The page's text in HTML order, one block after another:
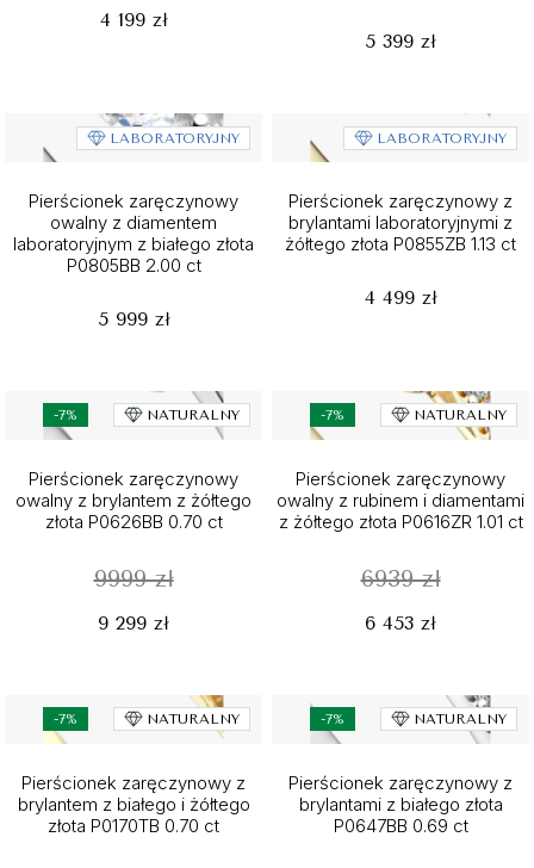
4 199 zł
5 399 zł
LABORATORYJNY
Pierścionek zaręczynowy
owalny z diamentem
laboratoryjnym z białego złota
P0805BB 2.00 ct
5 999 zł
LABORATORYJNY
Pierścionek zaręczynowy z
brylantami laboratoryjnymi z
żółtego złota P0855ZB 1.13 ct
4 499 zł
-7% NATURALNY
Pierścionek zaręczynowy
owalny z brylantem z żółtego
złota P0626BB 0.70 ct
9999 zł
9 299 zł
-7% NATURALNY
Pierścionek zaręczynowy
owalny z rubinem i diamentami
z żółtego złota P0616ZR 1.01 ct
6939 zł
6 453 zł
-7% NATURALNY
Pierścionek zaręczynowy z
brylantem z białego i żółtego
złota P0170TB 0.70 ct
-7% NATURALNY
Pierścionek zaręczynowy z
brylantami z białego złota
P0647BB 0.69 ct